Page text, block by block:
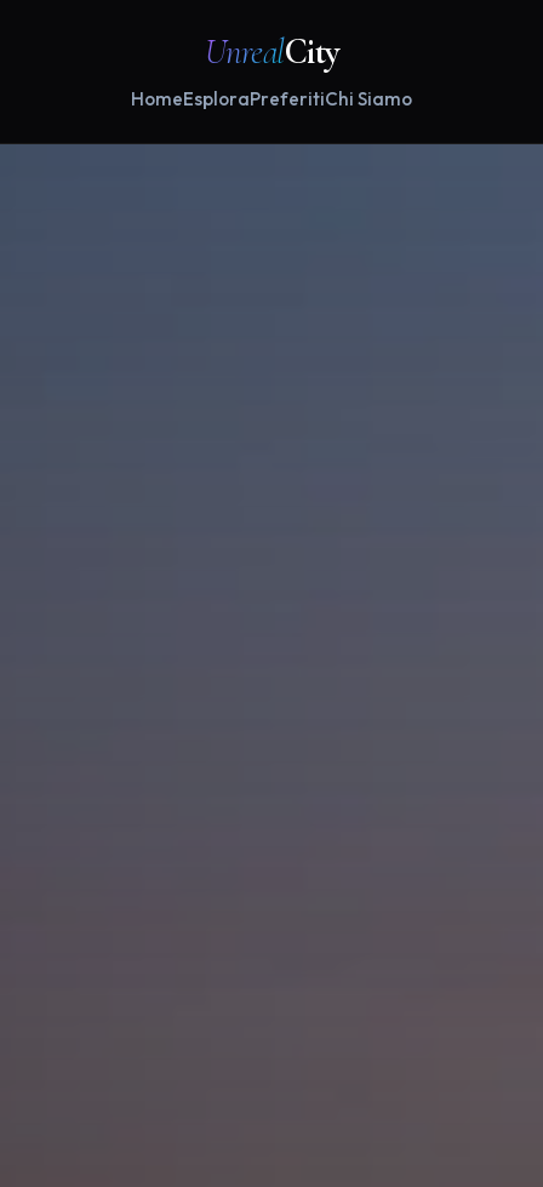
UnrealCity
HomeEsploraPreferitiChi Siamo